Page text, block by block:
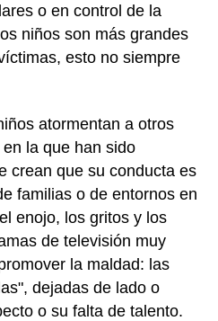
o en control de la
niños son más grandes
esto no siempre
atormentan a otros
la que han sido
crean que su conducta es
familias o de entornos en
enojo, los gritos y los
de televisión muy
la maldad: las
dejadas de lado o
o su falta de talento.